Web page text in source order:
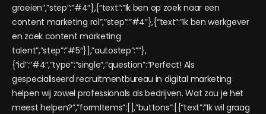
groeien”,”step”:”#4″},{“text”:”Ik ben op zoek naar een
content marketing rol”,”step”:”#4″},{“text”:”Ik ben werkgever
en zoek content marketing
talent”,”step”:”#5″}],”autostep”:””},
{“id”:”#4″,”type”:”single”,”question”:”Perfect! Als
gespecialiseerd recruitmentbureau in digital marketing
helpen wij zowel professionals als bedrijven. Wat zou je het
meest helpen?”,”formItems”:[],”buttons”:[{“text”:”Ik wil graag